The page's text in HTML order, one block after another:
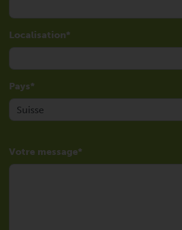
Localisation
Pays
Votre message